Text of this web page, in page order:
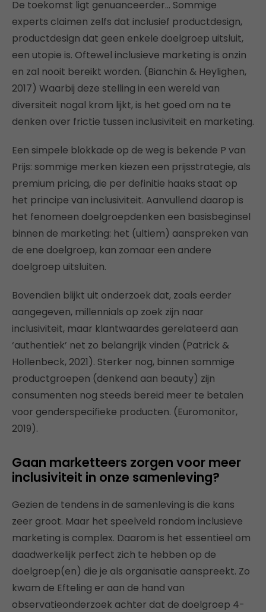
De toekomst ligt genuanceerder… Sommige
experts claimen zelfs dat inclusief productdesign,
productdesign dat geen enkele doelgroep uitsluit,
een utopie is. Oftewel inclusieve marketing is onzin
en zal nooit bereikt worden. (Bianchin & Heylighen,
2017) Waarbij deze stelling in een wereld van
diversiteit nogal krom lijkt, is het goed om na te
denken over frictie tussen inclusiviteit en marketing.
Een simpele blokkade op de weg is bekende P van
Prijs: sommige merken kiezen een prijsstrategie, als
premium pricing, die per definitie haaks staat op
het principe van inclusiviteit. Aanvullend daarop is
het fenomeen doelgroepdenken een basisbeginsel
binnen de marketing: het (ultiem) aanspreken van
de ene doelgroep, kan zomaar een andere
doelgroep uitsluiten.
Bovendien blijkt uit onderzoek dat, zoals eerder
aangegeven, millennials op zoek zijn naar
inclusiviteit, maar klantwaardes gerelateerd aan
‘authentiek’ net zo belangrijk vinden (Patrick &
Hollenbeck, 2021). Sterker nog, binnen sommige
productgroepen (denkend aan beauty) zijn
consumenten nog steeds bereid meer te betalen
voor genderspecifieke producten. (Euromonitor,
2019).
Gaan marketteers zorgen voor meer
inclusiviteit in onze samenleving?
Gezien de tendens in de samenleving is die kans
zeer groot. Maar het speelveld rondom inclusieve
marketing is complex. Daarom is het essentieel om
daadwerkelijk perfect zich te hebben op de
doelgroep(en) die je als organisatie aanspreekt. Zo
kwam de Efteling er aan de hand van
observatieonderzoek achter dat de doelgroep 4-